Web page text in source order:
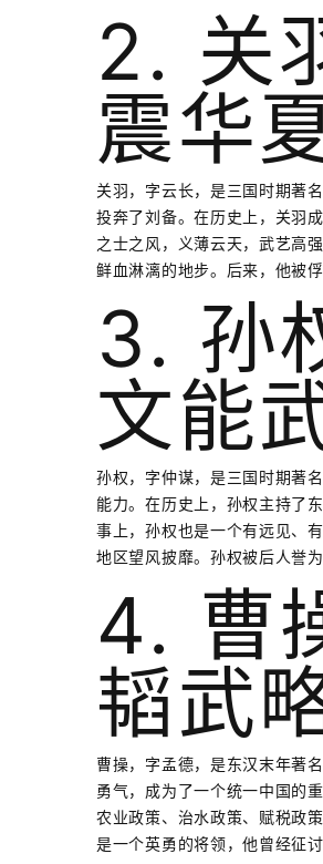
2. 关
震华
关羽，字云长，是三国时期著
投奔了刘备。在历史上，关羽
之士之风，义薄云天，武艺高
鲜血淋漓的地步。后来，他被
3. 孙
文能
孙权，字仲谋，是三国时期著
能力。在历史上，孙权主持了
事上，孙权也是一个有远见、
地区望风披靡。孙权被后人誉为
4. 曹
韬武
曹操，字孟德，是东汉末年著
勇气，成为了一个统一中国的
农业政策、治水政策、赋税政
是一个英勇的将领，他曾经征